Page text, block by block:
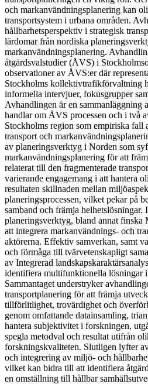
och markanvändningsplanering kan
transportsystem i urbana områden.
hållbarhetsperspektiv i strategisk
lärdomar från nordiska
markanvändningsplanering.
åtgärdsvalstudier (ÅVS) i
observationer av ÅVS:er där
Stockholms kollektivtrafikförvaltning
informella intervjuer, fokusgrupper
Avhandlingen är en sammanläggning
handlar om ÅVS processen och i två
Stockholms region som empiriska fall
transport och
av planeringsverktyg i Norden som
markanvändningsplanering för att
relaterat till den fragmenterade
varierande engagemang i att hantera
resultaten skillnaden mellan
planeringsprocessen, vilket pekar på
samband och främja
planeringsverktyg, bland annat
att integrera markanvändnings- och
aktörerna. Effektiv samverkan, samt
och förmåga till tvärvetenskapligt
av Integrerad
identifiera multifunktionella lösningar
Sammantaget understryker
transportplanering för att främja
tillförlitlighet, trovärdighet och
genom omfattande datainsamling,
hantera subjektivitet i forskningen,
spegla metodval och resultat utifrån
forskningskvaliteten. Slutligen lyfter
och integrering av miljö- och
vilket kan bidra till att identifiera
en omställning till hållbar